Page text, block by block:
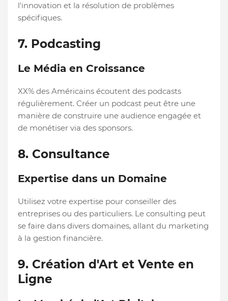
l'innovation et la résolution de problèmes
spécifiques.
7. Podcasting
Le Média en Croissance
XX% des Américains écoutent des podcasts
régulièrement. Créer un podcast peut être une
manière de construire une audience engagée et
de monétiser via des sponsors.
8. Consultance
Expertise dans un Domaine
Utilisez votre expertise pour conseiller des
entreprises ou des particuliers. Le consulting peut
se faire dans divers domaines, allant du marketing
à la gestion financière.
9. Création d'Art et Vente en
Ligne